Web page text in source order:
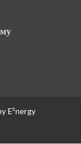
E²nergy